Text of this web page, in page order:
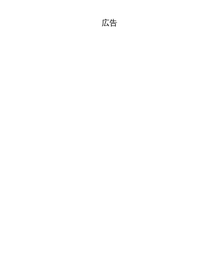
広告